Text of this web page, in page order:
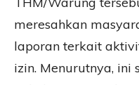
meresahkan
laporan terkait
izin. Menurutnya, ini